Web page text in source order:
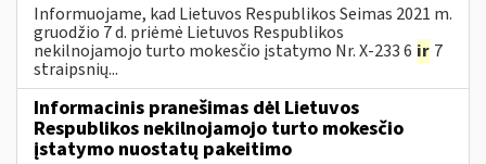
Informuojame, kad Lietuvos Respublikos Seimas 2021 m.
gruodžio 7 d. priėmė Lietuvos Respublikos
nekilnojamojo turto mokesčio įstatymo Nr. X-233 6 ir 7
straipsnių...
Informacinis pranešimas dėl Lietuvos
Respublikos nekilnojamojo turto mokesčio
įstatymo nuostatų pakeitimo